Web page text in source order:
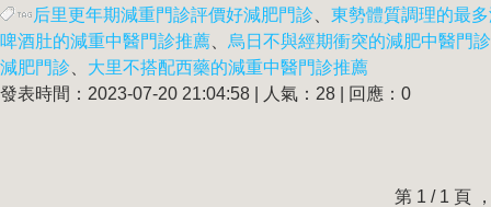
后里更年期減重門診評價好減肥門診
東勢體質調理的最
啤酒肚的減重中醫門診推薦
烏日不與經期衝突的減肥中醫門
減肥門診
大里不搭配西藥的減重中醫門診推薦
發表時間：2023-07-20 21:04:58 | 人氣：28 | 回應：0
第 1 / 1